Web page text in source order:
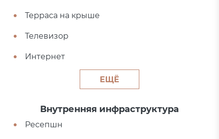
Терраса на крыше
Телевизор
Интернет
ЕЩЁ
Внутренняя инфраструктура
Ресепшн